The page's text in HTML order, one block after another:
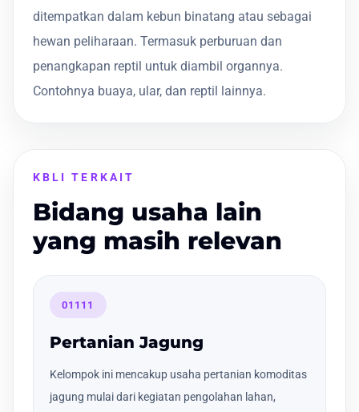
ditempatkan dalam kebun binatang atau sebagai
hewan peliharaan. Termasuk perburuan dan
penangkapan reptil untuk diambil organnya.
Contohnya buaya, ular, dan reptil lainnya.
KBLI TERKAIT
Bidang usaha lain
yang masih relevan
01111
Pertanian Jagung
Kelompok ini mencakup usaha pertanian komoditas
jagung mulai dari kegiatan pengolahan lahan,